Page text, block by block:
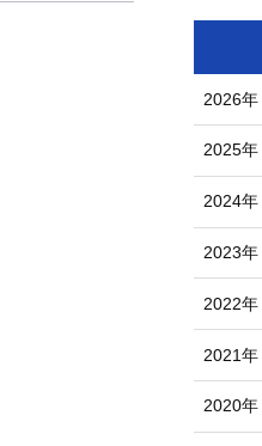
2026年
2025年
2024年
2023年
2022年
2021年
2020年